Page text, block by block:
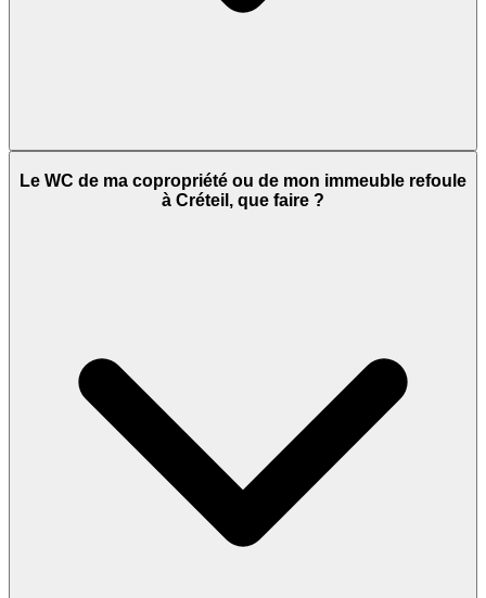
Le WC de ma copropriété ou de mon immeuble refoule
à Créteil, que faire ?